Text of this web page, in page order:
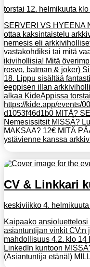
torstai 12. helmikuuta
SERVERI VS HYEENA
ottaa kaksintaistelu
nemesis eli
vastakohdiksi tai mitä
ikivihollisia! Mitä
rosvo, batman & joker)
18. Lippu sisältää
eeppisen illan
alkaa KideAppissa
https://kide.app/events/
d1053f46d1b0 MITÄ?
Nemesissitsit MISSÄ?
MAKSAA? 12€ MITÄ
ystävienne kanssa
CV & Linkkari
keskiviikko 4.
Kaipaako
asiantuntijan vinkit CV:n
mahdollisuus 4.2. klo 14
LinkedIn kuntoon
(Asiantuntija etänä!)